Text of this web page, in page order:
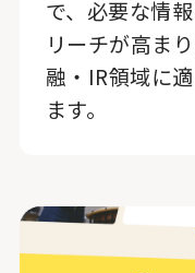
で、必要な情
リーチが高ま
融・IR領域に
ます。